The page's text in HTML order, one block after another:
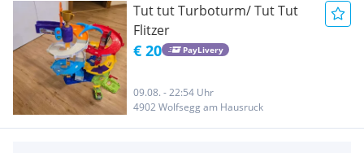
Tut tut Turboturm/ Tut Tut
Flitzer
€ 20 PayLivery
09.08. - 22:54 Uhr
4902 Wolfsegg am Hausruck